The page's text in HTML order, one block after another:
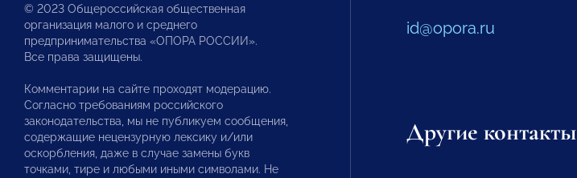
© 2023 Общероссийская общественная
организация малого и среднего
предпринимательства «ОПОРА РОССИИ».
Все права защищены.
Комментарии на сайте проходят модерацию.
Согласно требованиям российского
законодательства, мы не публикуем сообщения,
содержащие нецензурную лексику и/или
оскорбления, даже в случае замены букв
точками, тире и любыми иными символами. Не
id@opora.ru
Другие контакты